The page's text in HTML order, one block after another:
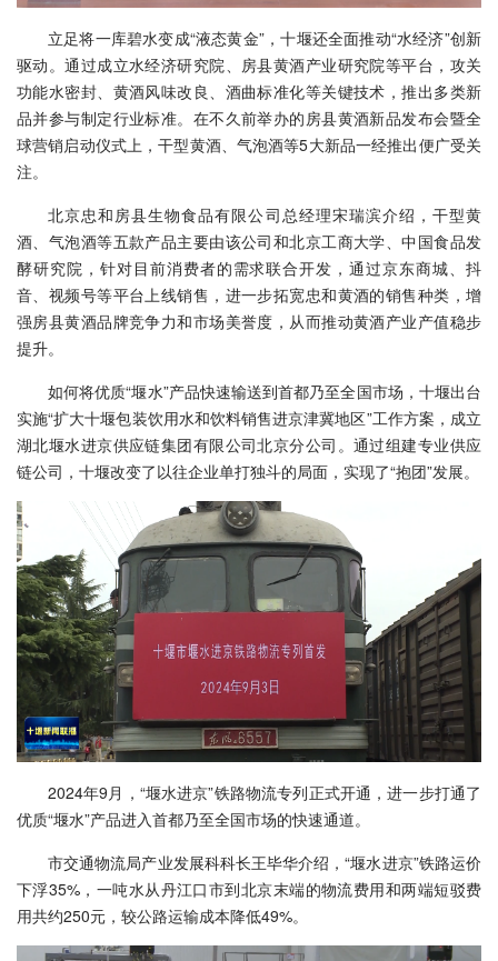
立足将一库碧水变成“液态黄金”，十堰还全面推动“水经济”创新
驱动。通过成立水经济研究院、房县黄酒产业研究院等平台，攻关
功能水密封、黄酒风味改良、酒曲标准化等关键技术，推出多类新
品并参与制定行业标准。在不久前举办的房县黄酒新品发布会暨全
球营销启动仪式上，干型黄酒、气泡酒等5大新品一经推出便广受关
注。
北京忠和房县生物食品有限公司总经理宋瑞滨介绍，干型黄
酒、气泡酒等五款产品主要由该公司和北京工商大学、中国食品发
酵研究院，针对目前消费者的需求联合开发，通过京东商城、抖
音、视频号等平台上线销售，进一步拓宽忠和黄酒的销售种类，增
强房县黄酒品牌竞争力和市场美誉度，从而推动黄酒产业产值稳步
提升。
如何将优质“堰水”产品快速输送到首都乃至全国市场，十堰出台
实施“扩大十堰包装饮用水和饮料销售进京津冀地区”工作方案，成立
湖北堰水进京供应链集团有限公司北京分公司。通过组建专业供应
链公司，十堰改变了以往企业单打独斗的局面，实现了“抱团”发展。
2024年9月，“堰水进京”铁路物流专列正式开通，进一步打通了
优质“堰水”产品进入首都乃至全国市场的快速通道。
市交通物流局产业发展科科长王毕华介绍，“堰水进京”铁路运价
下浮35%，一吨水从丹江口市到北京末端的物流费用和两端短驳费
用共约250元，较公路运输成本降低49%。